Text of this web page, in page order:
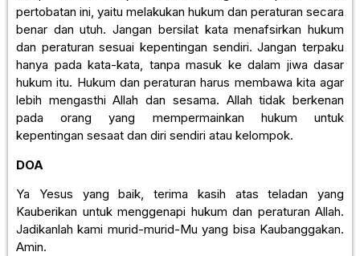
pertobatan ini, yaitu melakukan hukum dan peraturan secara
benar dan utuh. Jangan bersilat kata menafsirkan hukum
dan peraturan sesuai kepentingan sendiri. Jangan terpaku
hanya pada kata-kata, tanpa masuk ke dalam jiwa dasar
hukum itu. Hukum dan peraturan harus membawa kita agar
lebih mengasthi Allah dan sesama. Allah tidak berkenan
pada orang yang mempermainkan hukum untuk
kepentingan sesaat dan diri sendiri atau kelompok.
DOA
Ya Yesus yang baik, terima kasih atas teladan yang
Kauberikan untuk menggenapi hukum dan peraturan Allah.
Jadikanlah kami murid-murid-Mu yang bisa Kaubanggakan.
Amin.